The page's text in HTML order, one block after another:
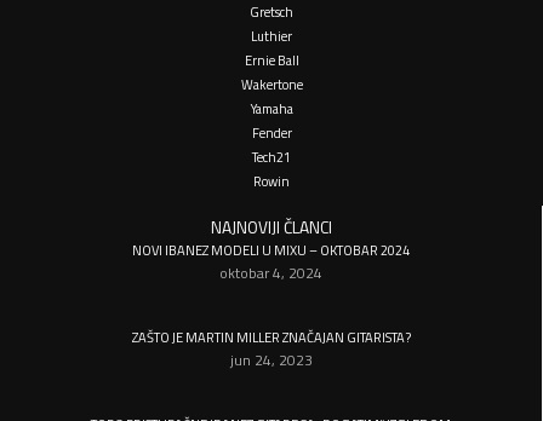
Gretsch
Luthier
Ernie Ball
Wakertone
Yamaha
Fender
Tech21
Rowin
NAJNOVIJI ČLANCI
NOVI IBANEZ MODELI U MIXU – OKTOBAR 2024
oktobar 4, 2024
ZAŠTO JE MARTIN MILLER ZNAČAJAN GITARISTA?
jun 24, 2023